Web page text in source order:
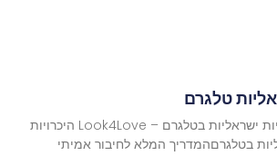
טלגרם
היכרויות עם קוקסינליות ישראליות בטלגרם – Look4Love היכרויות
בטלגרםהמדריך המלא לחיבור אמיתי